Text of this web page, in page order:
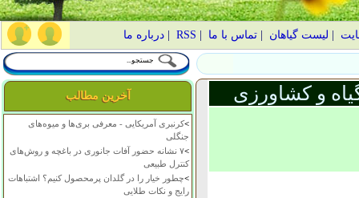
لیست گیاهان |تماس با ما RSS
|درباره ما
آخرین مطالب
>کرنبری آمریکایی - معرفی بری‌ها و میوه‌های
جنگلی
>
۷ نشانه حضور آفات جانوری در باغچه و روش‌های
کنترل طبیعی
>چطور خیار را در گلدان پرمحصول کنیم؟ اشتباهات
رایج و نکات طلایی
و کشاورزی